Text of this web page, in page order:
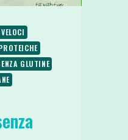
GLUTINE